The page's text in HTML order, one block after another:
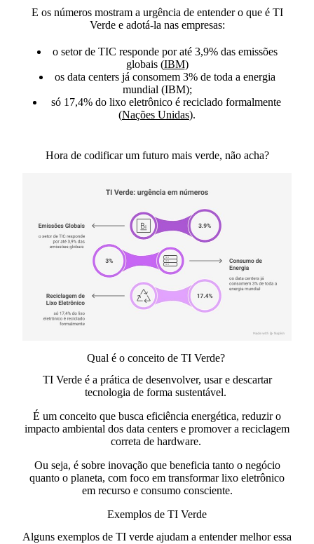
E os números mostram a urgência de entender o que é TI
Verde e adotá-la nas empresas:
o setor de TIC responde por até 3,9% das emissões
globais (IBM)
os data centers já consomem 3% de toda a energia
mundial (IBM);
só 17,4% do lixo eletrônico é reciclado formalmente
(Nações Unidas).
Hora de codificar um futuro mais verde, não acha?
Qual é o conceito de TI Verde?
TI Verde é a prática de desenvolver, usar e descartar
tecnologia de forma sustentável.
É um conceito que busca eficiência energética, reduzir o
impacto ambiental dos data centers e promover a reciclagem
correta de hardware.
Ou seja, é sobre inovação que beneficia tanto o negócio
quanto o planeta, com foco em transformar lixo eletrônico
em recurso e consumo consciente.
Exemplos de TI Verde
Alguns exemplos de TI verde ajudam a entender melhor essa